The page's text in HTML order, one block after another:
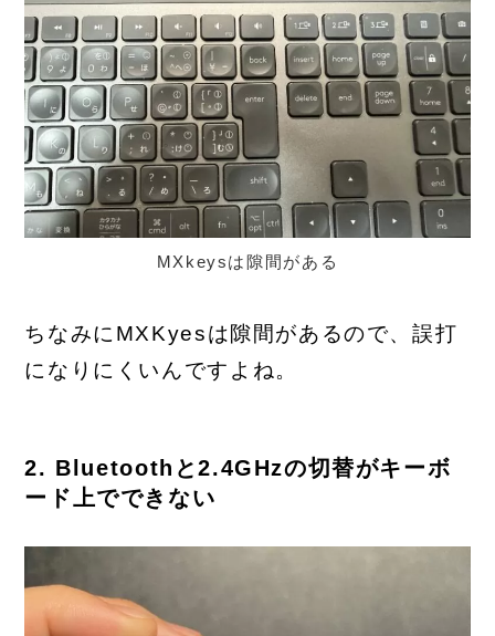
MXkeysは隙間がある
ちなみにMXKyesは隙間があるので、誤打
になりにくいんですよね。
2. Bluetoothと2.4GHzの切替がキーボ
ード上でできない